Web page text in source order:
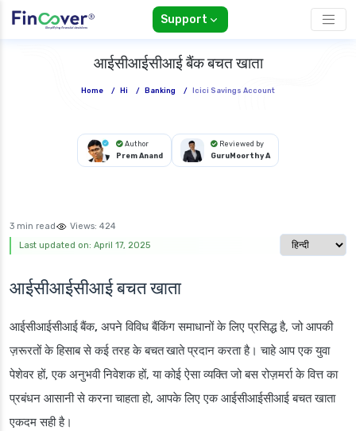
Support
आईसीआईसीआई बैंक बचत खाता
Home / Hi / Banking / Icici Savings Account
Author
Prem Anand
Reviewed by
GuruMoorthy A
3 min read Views: 424
Select
Last updated on: April 17, 2025
आईसीआईसीआई बचत खाता
आईसीआईसीआई बैंक, अपने विविध बैंकिंग समाधानों के लिए प्रसिद्ध है, जो आपकी
ज़रूरतों के हिसाब से कई तरह केबचत खातेप्रदान करता है। चाहे आप एक युवा
पेशेवर हों, एक अनुभवी निवेशक हों, या कोई ऐसा व्यक्ति जो बस रोज़मर्रा के वित्त का
प्रबंधन आसानी से करना चाहता हो, आपके लिए एक आईसीआईसीआई बचत खाता
एकदम सही है।